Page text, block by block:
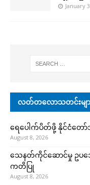
January
လတ်တလောသတင်းမျာ
ရေပေါက်ပိတ်ဖို့ နိုင်ငံတ
August 8, 2026
သေနတ်ကိုင်ဆောင်မှု ဥပဒ
ကတိပြု
August 8, 2026